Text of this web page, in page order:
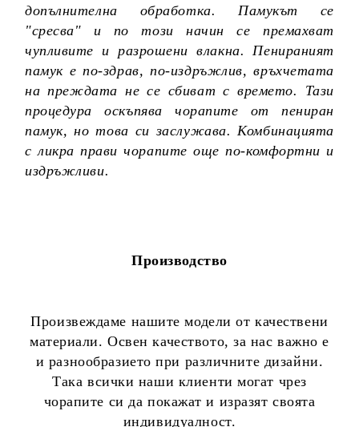
допълнителна обработка. Памукът се
"сресва" и по този начин се премахват
чупливите и разрошени влакна. Пенираният
памук е по-здрав, по-издръжлив, връхчетата
на преждата не се сбиват с времето. Тази
процедура оскъпява чорапите от пениран
памук, но това си заслужава. Комбинацията
с ликра прави чорапите още по-комфортни и
издръжливи.
Производство
Произвеждаме нашите модели от качествени
материали. Освен качеството, за нас важно е
и разнообразието при различните дизайни.
Така всички наши клиенти могат чрез
чорапите си да покажат и изразят своята
индивидуалност.